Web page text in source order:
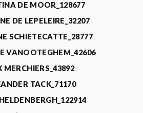
DE MOOR_128677
DE LEPELEIRE_32207
SCHIETECATTE_28777
VANOOTEGHEM_42606
MERCHIERS_43892
TACK_71170